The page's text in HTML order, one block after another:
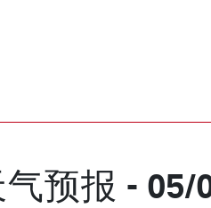
预报 - 05/